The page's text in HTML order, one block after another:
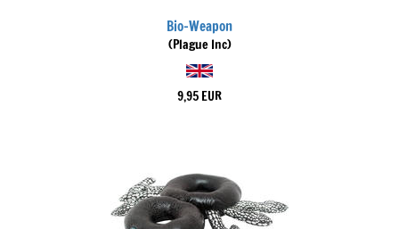
Bio-Weapon
(Plague Inc)
9,95 EUR